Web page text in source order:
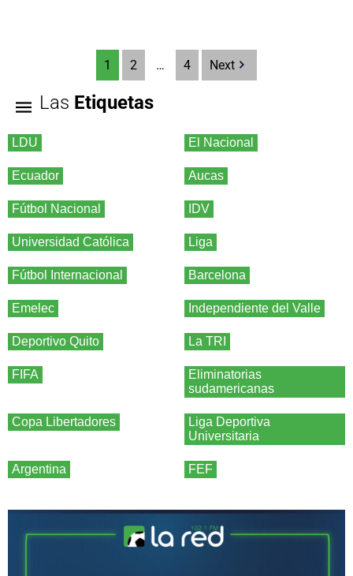
1 2 … 4 Next
Las Etiquetas
LDU El Nacional
Ecuador Aucas
Fútbol Nacional IDV
Universidad Católica Liga
Fútbol Internacional Barcelona
Emelec Independiente del Valle
Deportivo Quito La TRI
FIFA
Eliminatorias
sudamericanas
Copa Libertadores
Liga Deportiva
Universitaria
Argentina FEF